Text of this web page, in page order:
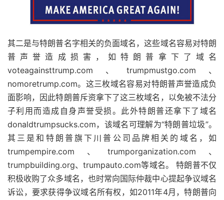
其二是与特朗普名字相关的负面域名，这些域名容易对特朗
普声誉造成损害，如特朗普拿下了域名
voteagainsttrump.com、trumpmustgo.com、
nomoretrump.com。这三枚域名容易对特朗普声誉造成负
面影响，因此特朗普斥资拿下了这三枚域名，以免被不法分
子利用而造成自身声誉受损。此外特朗普还拿下了域名
donaldtrumpsucks.com，该域名可理解为“特朗普垃圾”。
其三是和特朗普旗下川普公司品牌相关的域名，如
trumpempire.com、trumporganization.com、
trumpbuilding.org、trumpauto.com等域名。 特朗普不仅
积极收购了众多域名，也时常向国际仲裁中心提起争议域名
诉讼，要求获得争议域名所有权，如2011年4月，特朗普向